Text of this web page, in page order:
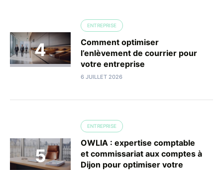
ENTREPRISE
Comment optimiser
l’enlèvement de courrier pour
votre entreprise
6 JUILLET 2026
ENTREPRISE
OWLIA : expertise comptable
et commissariat aux comptes à
Dijon pour optimiser votre